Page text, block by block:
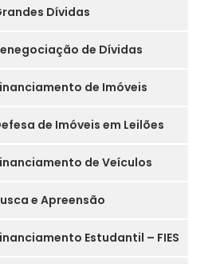
Dívidas
de Dívidas
de Imóveis
de Imóveis em Leilões
de Veículos
e Apreensão
Estudantil – FIES